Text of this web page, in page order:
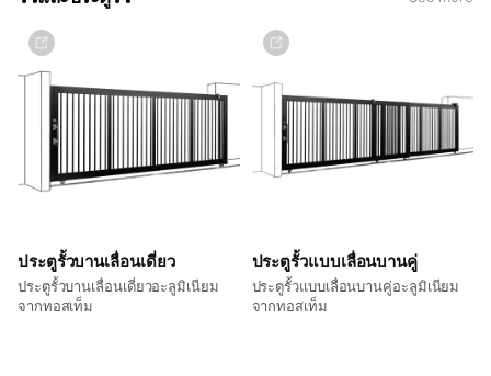
ประตูรั้วบานเลื่อนเดี่ยว
ประตูรั้วบานเลื่อนเดี่ยวอะลูมิเนียม
จากทอสเท็ม
ประตูรั้วแบบเลื่อนบานคู่
ประตูรั้วแบบเลื่อนบานคู่อะลูมิเนียม
จากทอสเท็ม